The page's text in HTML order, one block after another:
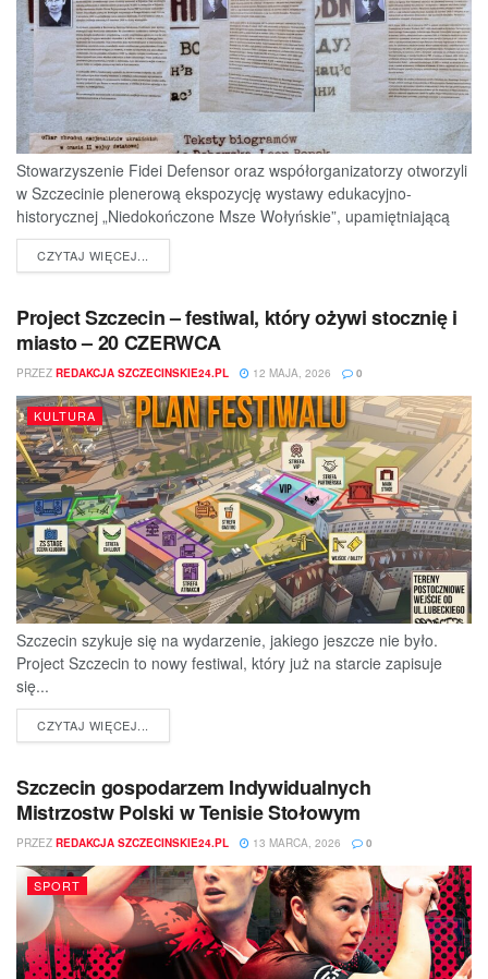
Stowarzyszenie Fidei Defensor oraz współorganizatorzy otworzyli
w Szczecinie plenerową ekspozycję wystawy edukacyjno-
historycznej „Niedokończone Msze Wołyńskie”, upamiętniającą
ofiary jednej z najtragiczniejszych...
CZYTAJ WIĘCEJ...
Project Szczecin – festiwal, który ożywi stocznię i
miasto – 20 CZERWCA
PRZEZ REDAKCJA SZCZECINSKIE24.PL 12 MAJA, 2026 0
KULTURA
Szczecin szykuje się na wydarzenie, jakiego jeszcze nie było.
Project Szczecin to nowy festiwal, który już na starcie zapisuje
się...
CZYTAJ WIĘCEJ...
Szczecin gospodarzem Indywidualnych
Mistrzostw Polski w Tenisie Stołowym
PRZEZ REDAKCJA SZCZECINSKIE24.PL 13 MARCA, 2026 0
SPORT